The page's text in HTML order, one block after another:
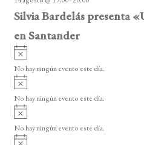
o
Silvia Bardelás presenta
en Santander
A
v
i
o
No hay ningún evento este día.
A
v
i
o
No hay ningún evento este día.
A
v
i
No hay ningún evento este día.
A